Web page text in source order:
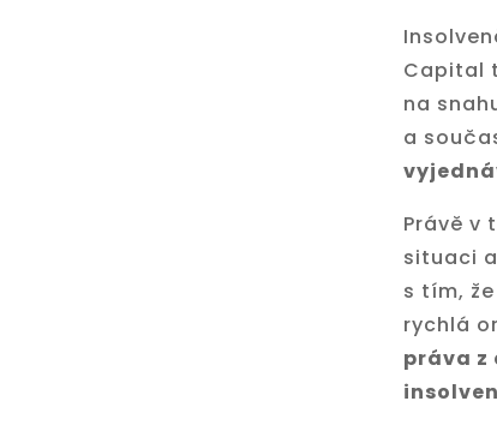
Capital
na
a
Právě v
situaci
s tím,
rychlá
práva z